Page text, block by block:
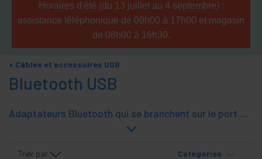
Horaires d'été (du 13 juillet au 4 septembre) :
assistance téléphonique de 09h00 à 17h00 et magasin
de 08h00 à 16h30.
Câbles et accessoires USB
Bluetooth USB
Adaptateurs Bluetooth qui se branchent sur le port USB. L"ajout de cette technologie pour permettre aux ordinateurs qui ne l"ont pas.
Trier par Catégories